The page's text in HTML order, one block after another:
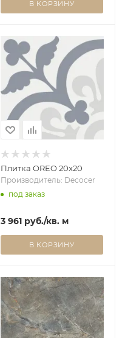
В КОРЗИНУ
Плитка OREO 20x20
Производитель: Decocer
под заказ
3 961руб./кв. м
В КОРЗИНУ